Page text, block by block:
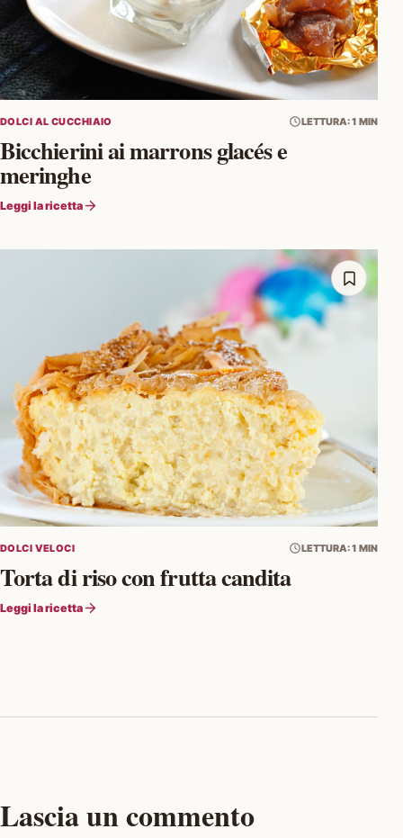
DOLCI AL CUCCHIAIO LETTURA: 1 MIN
Bicchierini ai marrons glacés e
meringhe
Leggi la ricetta
DOLCI VELOCI LETTURA: 1 MIN
Torta di riso con frutta candita
Leggi la ricetta
Lascia un commento